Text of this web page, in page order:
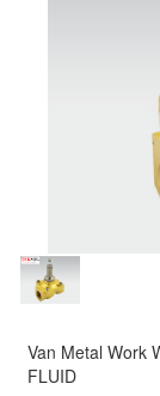
Van Metal Work
FLUID